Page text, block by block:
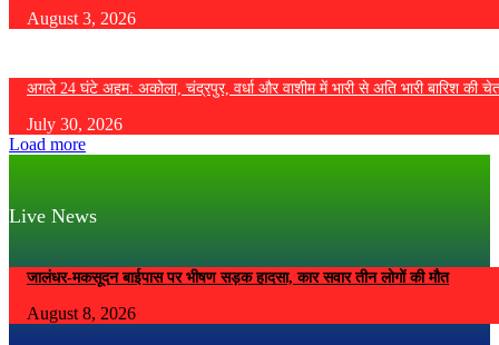
August 3, 2026
अगले 24 घंटे अहम: अकोला, चंद्रपुर, वर्धा और वाशीम में भारी से अति भारी बारिश की
July 30, 2026
Load more
Live News
जालंधर-मकसूदन बाईपास पर भीषण सड़क हादसा, कार सवार तीन लोगों की मौत
August 8, 2026